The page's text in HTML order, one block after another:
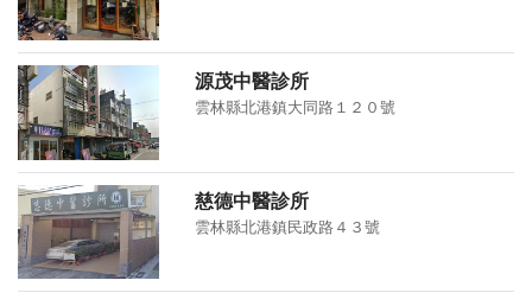
源茂中醫診所
雲林縣北港鎮大同路１２０號
慈德中醫診所
雲林縣北港鎮民政路４３號